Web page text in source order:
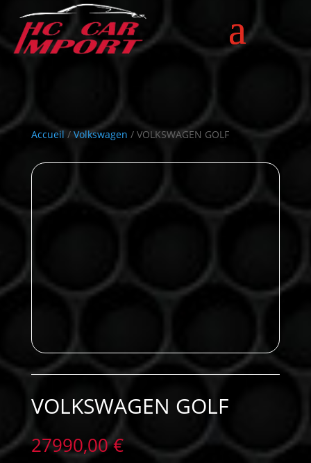
Accueil / Volkswagen / VOLKSWAGEN GOLF
VOLKSWAGEN GOLF
27990,00€